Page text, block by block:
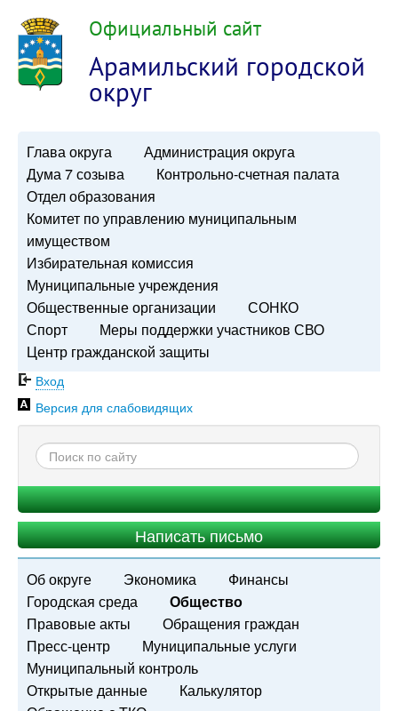
Официальный сайт
Арамильский городской
округ
Глава округа
Администрация округа
Дума 7 созыва
Контрольно-счетная палата
Отдел образования
Комитет по управлению муниципальным
имуществом
Избирательная комиссия
Муниципальные учреждения
Общественные организации
СОНКО
Спорт
Меры поддержки участников СВО
Центр гражданской защиты
Вход
Версия для слабовидящих
Написать письмо
Об округе Экономика
Финансы
Городская среда
Общество
Правовые акты
Обращения граждан
Пресс-центр
Муниципальные услуги
Муниципальный контроль
Открытые данные
Калькулятор